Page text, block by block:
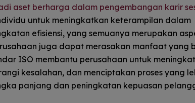
aset berharga dalam pengembangan karir
untuk meningkatkan keterampilan dalam
efisiensi, yang semuanya merupakan
juga dapat merasakan manfaat yang
ISO membantu perusahaan untuk
kesalahan, dan menciptakan proses yang
panjang dan peningkatan kepuasan